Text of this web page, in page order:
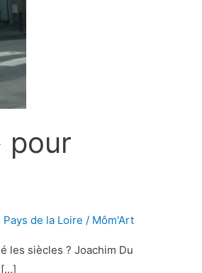
pour
Pays de la Loire / Môm'Art
les siècles ? Joachim Du
[…]